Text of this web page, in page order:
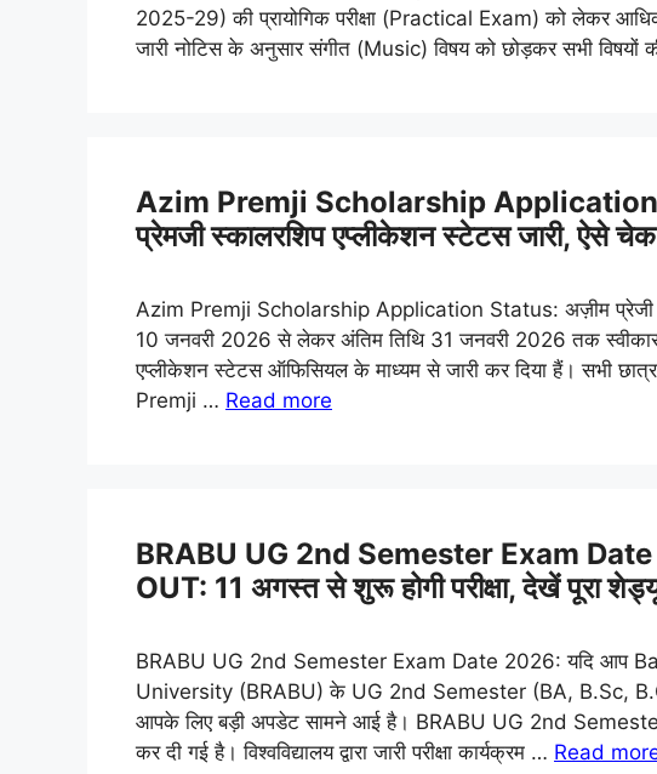
2025-29) की प्रायोगिक परीक्षा (Practical Exam) को लेकर
जारी नोटिस के अनुसार संगीत (Music) विषय को छोड़कर सभी विषयों
Azim Premji Scholarship
प्रेमजी स्कालरशिप एप्लीकेशन स्टेटस जारी, ऐसे
Azim Premji Scholarship Application Status: अज़ीम प्रेजी
10 जनवरी 2026 से लेकर अंतिम तिथि 31 जनवरी 2026 तक
एप्लीकेशन स्टेटस ऑफिसियल के माध्यम से जारी कर दिया हैं। सभी
Premji … Read more
BRABU UG 2nd Semester Exam
OUT: 11 अगस्त से शुरू होगी परीक्षा, देखें पूरा
BRABU UG 2nd Semester Exam Date 2026: यदि आप
University (BRABU) के UG 2nd Semester (BA, B.Sc,
आपके लिए बड़ी अपडेट सामने आई है। BRABU UG 2nd
कर दी गई है। विश्वविद्यालय द्वारा जारी परीक्षा कार्यक्रम … Read